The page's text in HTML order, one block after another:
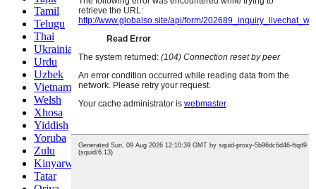
Tamil
Telugu
Thai
Ukrainian
Urdu
Uzbek
Vietnamese
Welsh
Xhosa
Yiddish
Yoruba
Zulu
Kinyarwanda
Tatar